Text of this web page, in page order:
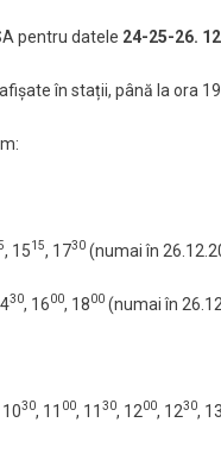
pentru datele 24-25-26.
în stații, până la ora 19
, 1515, 1730 (numai în
30, 1600, 1800 (numai în
1030, 11 00, 11 30, 1200, 1230, 13